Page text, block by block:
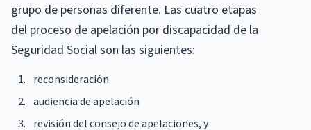
grupo de personas diferente. Las cuatro etapas
del proceso de apelación por discapacidad de la
Seguridad Social son las siguientes:
reconsideración
audiencia de apelación
revisión del consejo de apelaciones, y